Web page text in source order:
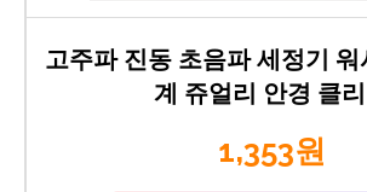
고주파 진동 초음파 세정기 워
계 쥬얼리 안경 클
1,353원